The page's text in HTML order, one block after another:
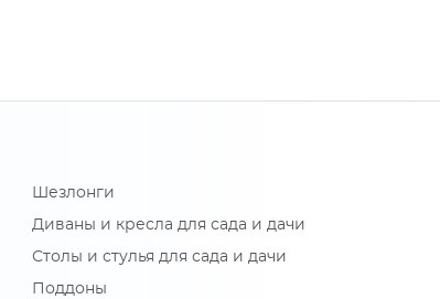
Шезлонги
Диваны и кресла для сада и дачи
Столы и стулья для сада и дачи
Поддоны